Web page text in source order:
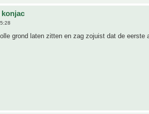
grond laten zitten en zag zojuist dat de eerste